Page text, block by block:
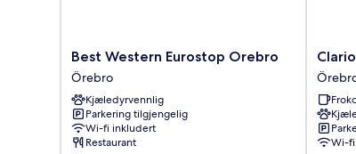
Best
Western
Eurostop
Orebro
Örebro
Best Western Eurostop Orebro
Örebro
Kjæledyrvennlig
Parkering tilgjengelig
Wi-fi inkludert
Restaurant
Clarion
Hotel
Wi-